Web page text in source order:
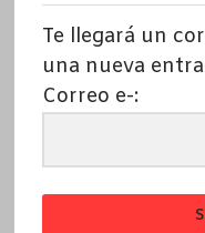
Te llegará un
una nueva
Correo e-: